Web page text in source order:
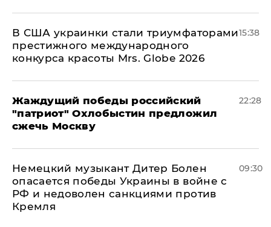
В США украинки стали триумфаторами
престижного международного
конкурса красоты Mrs. Globe 2026
15:38
Жаждущий победы российский
"патриот" Охлобыстин предложил
сжечь Москву
22:28
Немецкий музыкант Дитер Болен
опасается победы Украины в войне с
РФ и недоволен санкциями против
Кремля
09:30